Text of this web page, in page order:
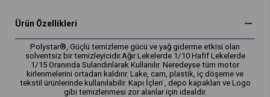
Ürün Özellikleri
Polystar®, Güçlü temizleme gücü ve yağ giderme etkisi olan
solventsiz bir temizleyicidir.Ağır Lekelerde 1/10 Hafif Lekelerde
1/15 Oranında Sulandırılarak Kullanılır. Neredeyse tüm motor
kirlenmelerini ortadan kaldırır. Lake, cam, plastik, iç döşeme ve
tekstil ürünlerinde kullanılabilir. Kapı İçleri , depo kapakları ve Logo
gibi temizlenmesi zor alanlar için idealdir.